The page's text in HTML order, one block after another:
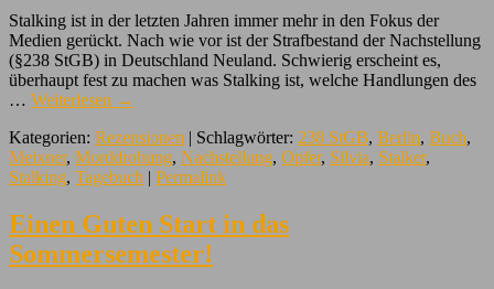
Stalking ist in der letzten Jahren immer mehr in den Fokus der
Medien gerückt. Nach wie vor ist der Strafbestand der Nachstellung
(§238 StGB) in Deutschland Neuland. Schwierig erscheint es,
überhaupt fest zu machen was Stalking ist, welche Handlungen des
… Weiterlesen →
Kategorien: Rezensionen | Schlagwörter: 238 StGB, Berlin, Buch,
Meixner, Morddrohung, Nachstellung, Opfer, Silvia, Stalker,
Stalking, Tagebuch | Permalink
Einen Guten Start in das
Sommersemester!